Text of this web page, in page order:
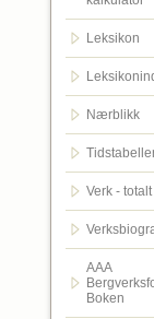
Leksikon
Nærblikk
Verk - totalt
AAA
Boken